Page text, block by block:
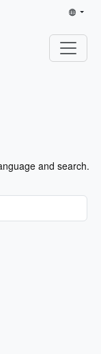
and search.